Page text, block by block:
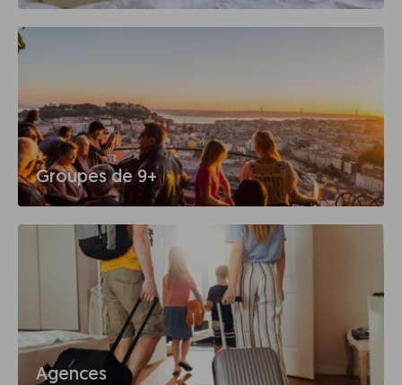
Groupes de 9+
Agences